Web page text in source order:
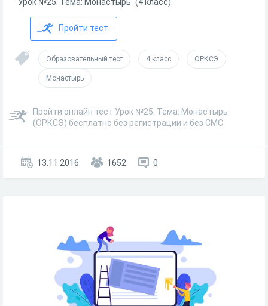
Пройти тест
Образовательный тест 4 класс ОРКСЭ
Монастырь
Пройти онлайн тест Урок №25. Тема: Монастырь
(ОРКСЭ) бесплатно без регистрации и без СМС
13.11.2016 1652 0